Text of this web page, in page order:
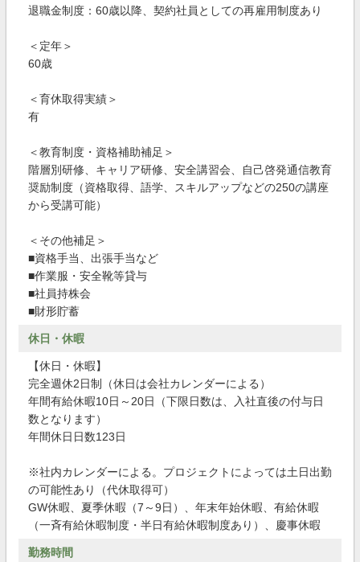
退職金制度：60歳以降、契約社員としての再雇用制度あり
＜定年＞
60歳
＜育休取得実績＞
有
＜教育制度・資格補助補足＞
階層別研修、キャリア研修、安全講習会、自己啓発通信教育
奨励制度（資格取得、語学、スキルアップなどの250の講座
から受講可能）
＜その他補足＞
■資格手当、出張手当など
■作業服・安全靴等貸与
■社員持株会
■財形貯蓄
休日・休暇
【休日・休暇】
完全週休2日制（休日は会社カレンダーによる）
年間有給休暇10日～20日（下限日数は、入社直後の付与日
数となります）
年間休日日数123日
※社内カレンダーによる。プロジェクトによっては土日出勤
の可能性あり（代休取得可）
GW休暇、夏季休暇（7～9日）、年末年始休暇、有給休暇
（一斉有給休暇制度・半日有給休暇制度あり）、慶事休暇
勤務時間